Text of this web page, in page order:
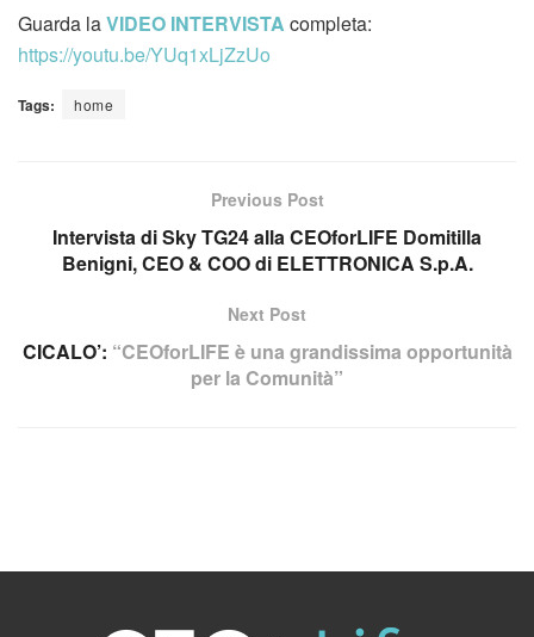
Guarda laVIDEO INTERVISTA completa:
https://youtu.be/YUq1xLjZzUo
Tags: home
Previous Post
Intervista di Sky TG24 alla CEOforLIFE Domitilla
Benigni, CEO & COO di ELETTRONICA S.p.A.
Next Post
CICALO’: “CEOforLIFE è una grandissima opportunità
per la Comunità”